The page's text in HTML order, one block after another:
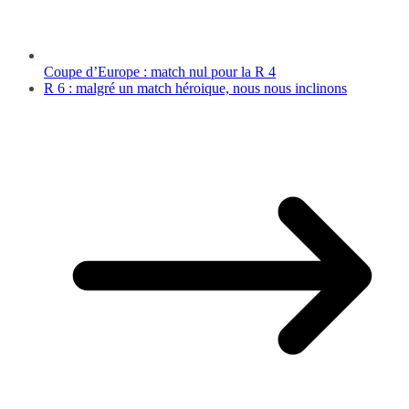
Coupe d’Europe : match nul pour la R 4
R 6 : malgré un match héroique, nous nous inclinons